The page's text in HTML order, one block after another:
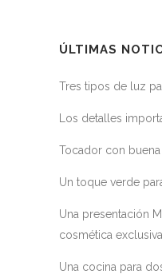
ÚLTIMAS
Tres tipos de luz
Los detalles
Tocador con
Un toque verde
Una presentación
cosmética
Una cocina para